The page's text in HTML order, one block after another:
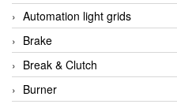
Automation light grids
Brake
Break & Clutch
Burner